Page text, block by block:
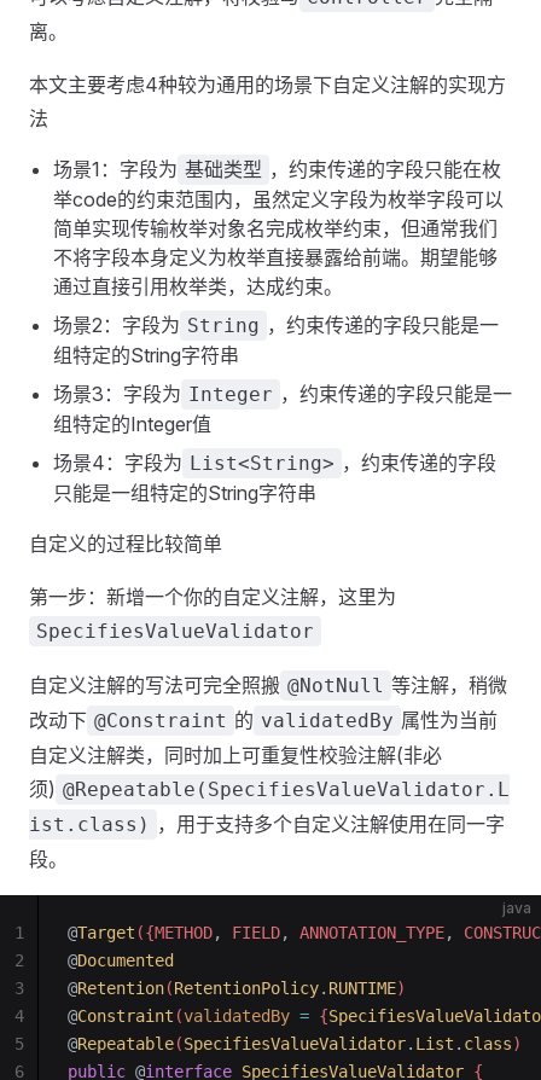
离。
本文主要考虑4种较为通用的场景下自定义注解的实现方
法
场景1：字段为 基础类型 ，约束传递的字段只能在枚
举code的约束范围内，虽然定义字段为枚举字段可以
简单实现传输枚举对象名完成枚举约束，但通常我们
不将字段本身定义为枚举直接暴露给前端。期望能够
通过直接引用枚举类，达成约束。
场景2：字段为 String ，约束传递的字段只能是一
组特定的String字符串
场景3：字段为 Integer ，约束传递的字段只能是一
组特定的Integer值
场景4：字段为 List<String> ，约束传递的字段
只能是一组特定的String字符串
自定义的过程比较简单
第一步：新增一个你的自定义注解，这里为
SpecifiesValueValidator
自定义注解的写法可完全照搬 @NotNull 等注解，稍微
改动下 @Constraint 的 validatedBy 属性为当前
自定义注解类，同时加上可重复性校验注解(非必
须) @Repeatable(SpecifiesValueValidator.L
ist.class) ，用于支持多个自定义注解使用在同一字
段。
java
@Target ({METHOD, FIELD, ANNOTATION_TYPE,
@Documented
@Retention(RetentionPolicy. RUNTIME)
@Constraint (validatedBy = {
@Repeatable(SpecifiesValueValidator. List . class)
public @interface SpecifiesValueValidator {
1
2
3
4
5
6